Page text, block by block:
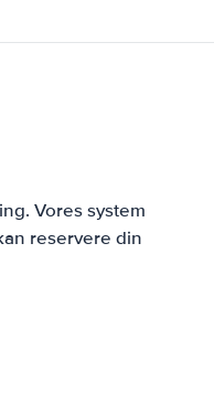
Vores system
reservere din